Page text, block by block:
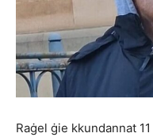
Raġel ġie kkundannat